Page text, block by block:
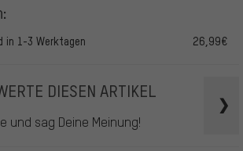
in 1-3 Werktagen 26,99€
DIESEN ARTIKEL
und sag Deine Meinung!